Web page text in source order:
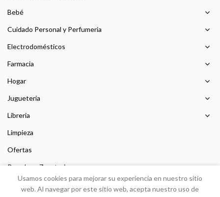
Bebé
Cuidado Personal y Perfumería
Electrodomésticos
Farmacia
Hogar
Jugueteria
Libreria
Limpieza
Ofertas
Prendas y Zapateria
Usamos cookies para mejorar su experiencia en nuestro sitio
web. Al navegar por este sitio web, acepta nuestro uso de